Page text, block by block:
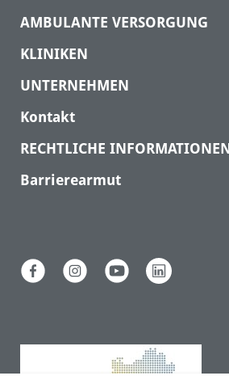
AMBULANTE VERSORGUNG
KLINIKEN
UNTERNEHMEN
Kontakt
RECHTLICHE INFORMATIONEN
Barrierearmut